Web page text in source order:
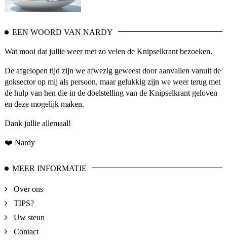
EEN WOORD VAN NARDY
Wat mooi dat jullie weer met zo velen de Knipselkrant bezoeken.
De afgelopen tijd zijn we afwezig geweest door aanvallen vanuit de
goksector op mij als persoon, maar gelukkig zijn we weer terug met
de hulp van hen die in de doelstelling van de Knipselkrant geloven
en deze mogelijk maken.
Dank jullie allemaal!
❤️ Nardy
MEER INFORMATIE
Over ons
TIPS?
Uw steun
Contact